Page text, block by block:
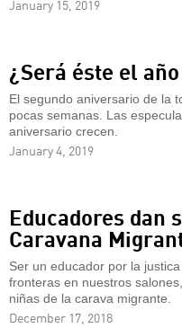
January 15, 2019
¿Será éste el
El segundo aniversario de la
pocas semanas. Las
aniversario crecen.
January 4, 2019
Educadores dan
Caravana
Ser un educador por la
fronteras en nuestros
niñas de la carava migrante.
December 17, 2018